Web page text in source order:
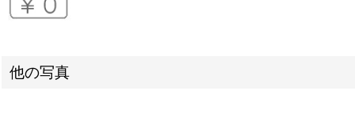
他の写真